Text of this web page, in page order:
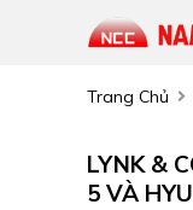
Trang Chủ
LYNK &
5 VÀ